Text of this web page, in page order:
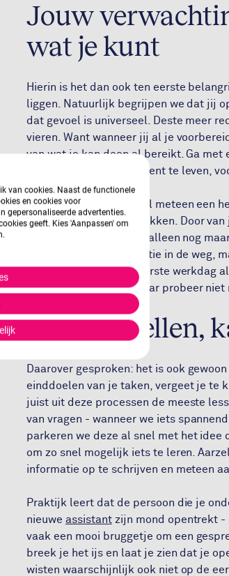
Jouw
wat je kunt
Hierin is het dan ook ten eerste
liggen. Natuurlijk begrijpen we dat jij
dat gevoel is universeel. Deste meer
vieren. Want wanneer jij al je
van wat je kan doen al bereikt. Ga met
als mogelijk in het moment te leven,
Sinds er namelijk vrijwel meteen een
weken gevuld met indrukken. Door
wel even klaart, haal je alleen nog
staat het je eigen potentie in de weg,
verwacht dat jij na je eerste werkdag
Doe daarom je best, maar probeer niet
Vragen stellen,
Daarover gesproken: het is ook
einddoelen van je taken, vergeet je te
juist uit deze processen de meeste
van vragen - wanneer we iets
parkeren we deze al snel met het idee
om zo snel mogelijk iets te leren.
informatie op te schrijven en meteen
Praktijk leert dat de persoon die je
nieuwe assistantzijn mond opentrekt -
vaak een mooi bruggetje om een
breek je het ijs en laat je zien dat je
wisten waarschijnlijk ook niet op de
van cookies. Naast de functionele
en cookies voor
gepersonaliseerde advertenties.
geeft. Kies 'Aanpassen' om